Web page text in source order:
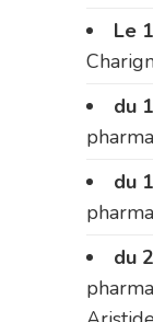
Le
du
du
du